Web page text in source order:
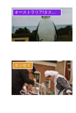
エッセイ